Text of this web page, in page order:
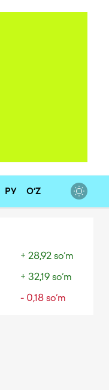
РУ O‘Z
+ 28,92 so‘m
+ 32,19 so‘m
- 0,18 so‘m